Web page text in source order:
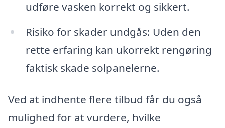
udføre vasken korrekt og sikkert.
Risiko for skader undgås: Uden den
rette erfaring kan ukorrekt rengøring
faktisk skade solpanelerne.
Ved at indhente flere tilbud får du også
mulighed for at vurdere, hvilke